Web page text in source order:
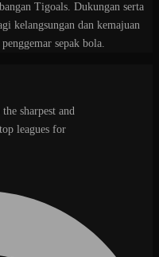
Tigoals. Dukungan serta
kelangsungan dan kemajuan
sepak bola.
sharpest and
leagues for